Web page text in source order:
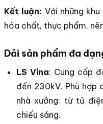
Kết luận: Với những
hóa chất, thực phẩm,
Dải sản phẩm đa
LS Vina: Cung cấp
đến 230kV. Phù
nhà xưởng: từ tủ
chiếu sáng.